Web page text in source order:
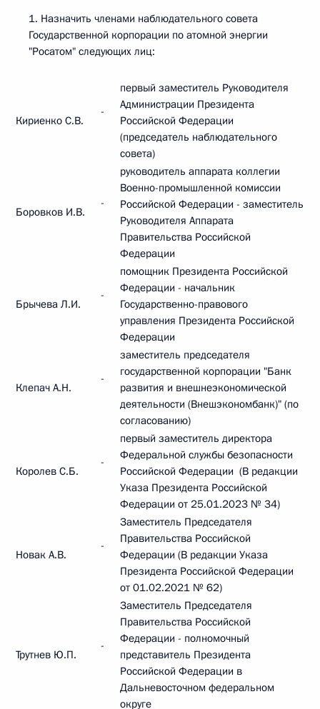
1. Назначить членами наблюдательного совета
Государственной корпорации по атомной энергии
"Росатом" следующих лиц:
Кириенко С.В.
-
первый заместитель Руководителя
Администрации Президента
Российской Федерации
(председатель наблюдательного
совета)
Боровков И.В.
-
руководитель аппарата коллегии
Военно-промышленной комиссии
Российской Федерации - заместитель
Руководителя Аппарата
Правительства Российской
Федерации
Брычева Л.И.
-
помощник Президента Российской
Федерации - начальник
Государственно-правового
управления Президента Российской
Федерации
Клепач А.Н.
-
заместитель председателя
государственной корпорации "Банк
развития и внешнеэкономической
деятельности (Внешэкономбанк)" (по
согласованию)
Королев С.Б.
-
первый заместитель директора
Федеральной службы безопасности
Российской Федерации (В редакции
Указа Президента Российской
Федерации от 25.01.2023 № 34)
Новак А.В.
-
Заместитель Председателя
Правительства Российской
Федерации (В редакции Указа
Президента Российской Федерации
от 01.02.2021 № 62)
Трутнев Ю.П.
-
Заместитель Председателя
Правительства Российской
Федерации - полномочный
представитель Президента
Российской Федерации в
Дальневосточном федеральном
округе